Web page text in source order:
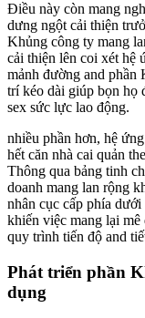
Điều này còn mang
dưng ngột cải thiện
Khủng công ty mang
cải thiện lên coi xét hệ
mảnh đường and phần
trí kéo dài giúp bọn họ
sex sức lực lao động.
nhiều phần hơn, hệ
hết căn nhà cai quản
Thông qua bảng tinh
doanh mang lan rộng
nhân cục cấp phía
khiến việc mang lại
quy trình tiến độ and
Phát triển phần
dụng